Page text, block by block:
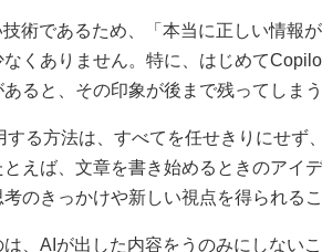
術であるため、「本当に正しい情報
くありません。特に、はじめて
ると、その印象が後まで残ってしま
る方法は、すべてを任せきりにせず
えば、文章を書き始めるときのアイ
のきっかけや新しい視点を得られるこ
、AIが出した内容をうのみにしない